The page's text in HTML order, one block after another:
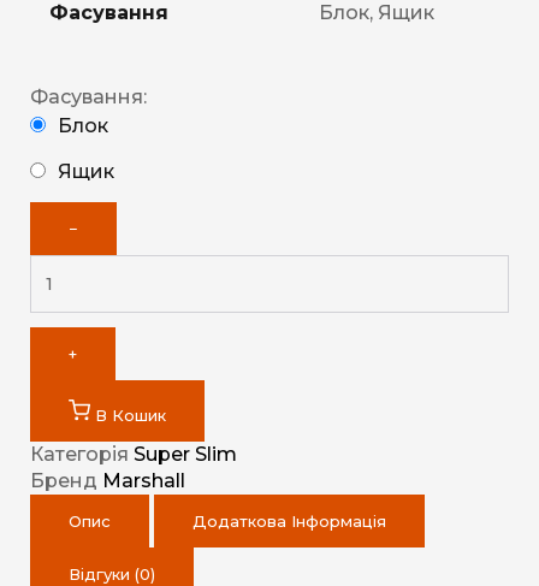
Фасування Блок, Ящик
Фасування:
Блок
Ящик
−
+
В Кошик
Категорія Super Slim
Бренд Marshall
Опис Додаткова Інформація
Відгуки (0)